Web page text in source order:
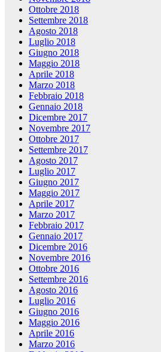
Ottobre 2018
Settembre 2018
Agosto 2018
Luglio 2018
Giugno 2018
Maggio 2018
Aprile 2018
Marzo 2018
Febbraio 2018
Gennaio 2018
Dicembre 2017
Novembre 2017
Ottobre 2017
Settembre 2017
Agosto 2017
Luglio 2017
Giugno 2017
Maggio 2017
Aprile 2017
Marzo 2017
Febbraio 2017
Gennaio 2017
Dicembre 2016
Novembre 2016
Ottobre 2016
Settembre 2016
Agosto 2016
Luglio 2016
Giugno 2016
Maggio 2016
Aprile 2016
Marzo 2016